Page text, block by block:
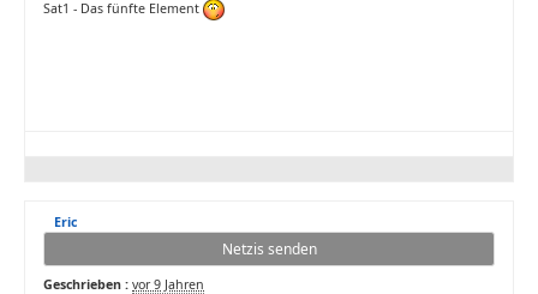
Sat1 - Das fünfte Element
Eric
Netzis senden
Geschrieben : vor 9 Jahren